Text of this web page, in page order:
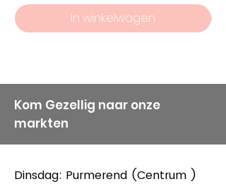
In winkelwagen
Kom Gezellig naar onze
markten
Dinsdag: Purmerend (Centrum )